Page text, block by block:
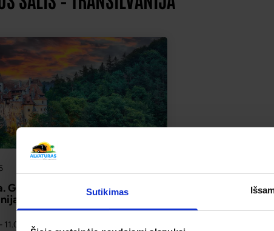
Sutikimas
-2% nuolaida TIK internetu
Grafas Drakula kviečia į
11.07 Yra 10+ vietų